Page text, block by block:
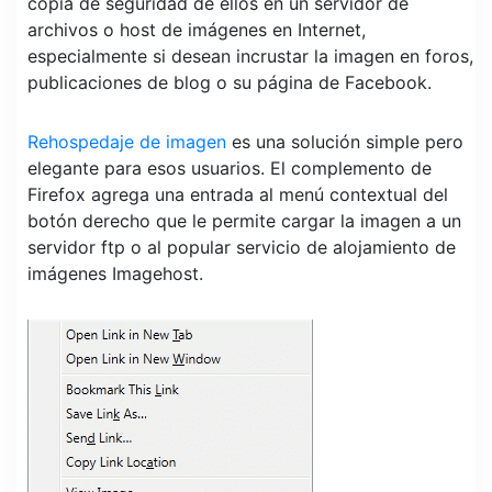
archivos o host de imágenes en Internet,
especialmente si desean incrustar la imagen en foros,
publicaciones de blog o su página de Facebook.
Rehospedaje de imagen es una solución simple pero
elegante para esos usuarios. El complemento de
Firefox agrega una entrada al menú contextual del
botón derecho que le permite cargar la imagen a un
servidor ftp o al popular servicio de alojamiento de
imágenes Imagehost.